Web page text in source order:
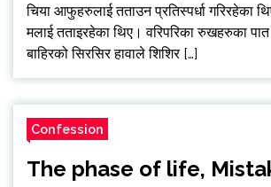
चिया आफुहरुलाई तताउन प्रतिस्पर्धा गरिरहेका
मलाई तताइरहेका थिए। वरिपरिका रुखहरुका
बाहिरको सिरसिर हावाले शिशिर […]
Confession
The phase of life,